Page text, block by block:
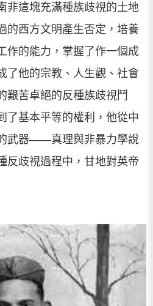
非這塊充滿種族歧視的土地
的西方文明產生否定，培養
作的能力，掌握了作一個成
了他的宗教、人生觀、社會
艱苦卓絕的反種族歧視鬥
了基本平等的權利，他從中
武器——真理與非暴力學說
反歧視過程中，甘地對英帝